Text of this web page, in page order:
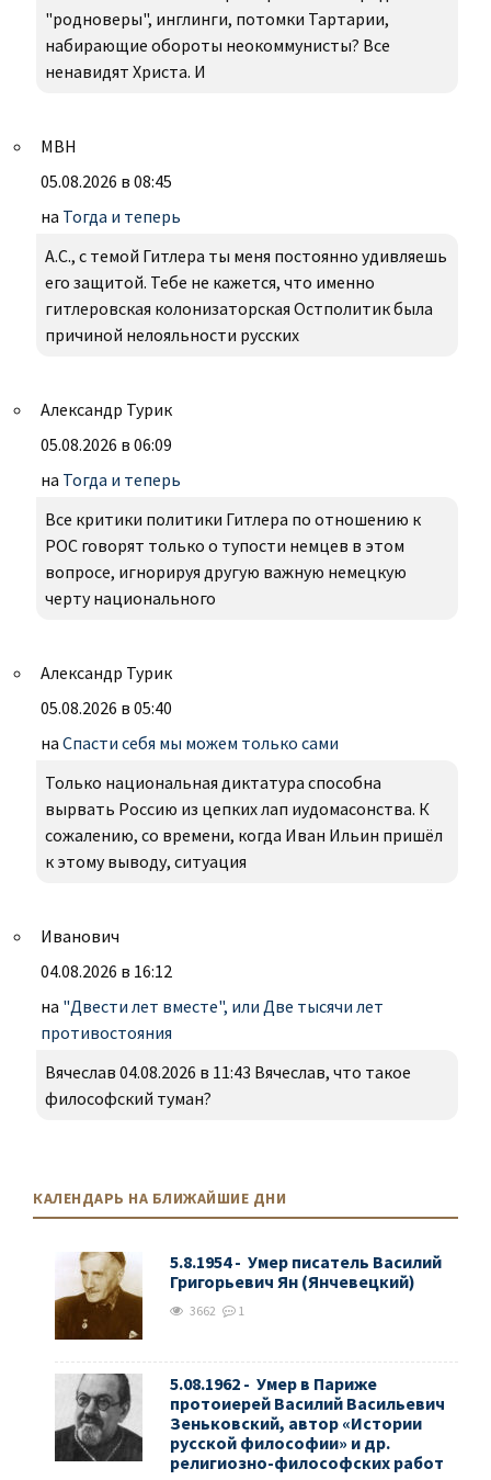
"родноверы", инглинги, потомки Тартарии,
набирающие обороты неокоммунисты? Все
ненавидят Христа. И
МВН
05.08.2026 в 08:45
на Тогда и теперь
А.С., с темой Гитлера ты меня постоянно удивляешь
его защитой. Тебе не кажется, что именно
гитлеровская колонизаторская Остполитик была
причиной нелояльности русских
Александр Турик
05.08.2026 в 06:09
на Тогда и теперь
Все критики политики Гитлера по отношению к
РОС говорят только о тупости немцев в этом
вопросе, игнорируя другую важную немецкую
черту национального
Александр Турик
05.08.2026 в 05:40
на Спасти себя мы можем только сами
Только национальная диктатура способна
вырвать Россию из цепких лап иудомасонства. К
сожалению, со времени, когда Иван Ильин пришёл
к этому выводу, ситуация
Иванович
04.08.2026 в 16:12
на "Двести лет вместе", или Две тысячи лет
противостояния
Вячеслав 04.08.2026 в 11:43 Вячеслав, что такое
философский туман?
КАЛЕНДАРЬ НА БЛИЖАЙШИЕ ДНИ
5.8.1954 - Умер писатель Василий
Григорьевич Ян (Янчевецкий)
3662 1
5.08.1962 - Умер в Париже
протоиерей Василий Васильевич
Зеньковский, автор «Истории
русской философии» и др.
религиозно-философских работ